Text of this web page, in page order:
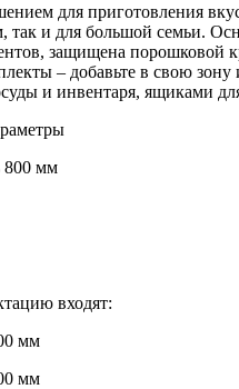
для приготовления
и для большой семьи.
защищена порошковой
– добавьте в свою
и инвентаря, ящиками
800 мм
входят:
мм
мм